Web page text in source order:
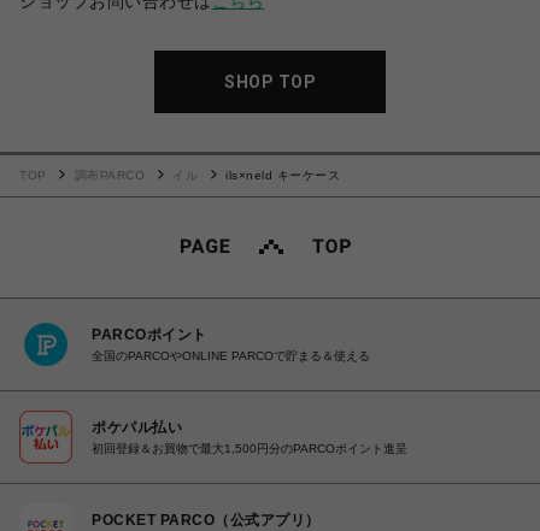
SHOP TOP
TOP 調布PARCO イル ils×neld キーケース
PARCOポイント
全国のPARCOやONLINE PARCOで貯まる＆使える
ポケパル払い
初回登録＆お買物で最大1,500円分のPARCOポイント進呈
POCKET PARCO（公式アプリ）